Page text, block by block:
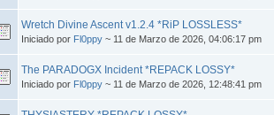
Wretch Divine Ascent v1.2.4 *RiP LOSSLESS*
Iniciado por Fl0ppy ~ 11 de Marzo de 2026, 04:06:17 pm
The PARADOGX Incident *REPACK LOSSY*
Iniciado por Fl0ppy ~ 11 de Marzo de 2026, 12:48:41 pm